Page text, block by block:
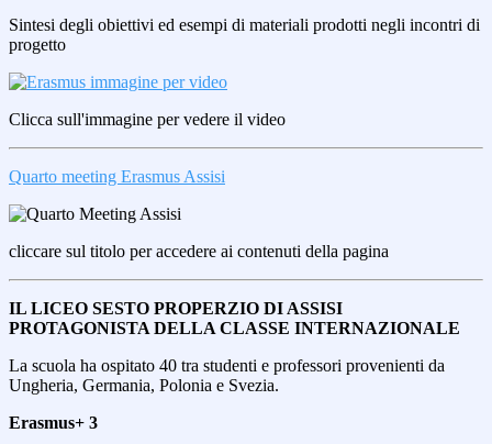
Sintesi degli obiettivi ed esempi di materiali prodotti negli incontri di
progetto
Clicca sull'immagine per vedere il video
Quarto meeting Erasmus Assisi
cliccare sul titolo per accedere ai contenuti della pagina
IL LICEO SESTO PROPERZIO DI ASSISI
PROTAGONISTA DELLA CLASSE INTERNAZIONALE
La scuola ha ospitato 40 tra studenti e professori provenienti da
Ungheria, Germania, Polonia e Svezia.
Erasmus+ 3